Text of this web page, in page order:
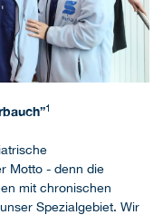
1
Motto - denn die
mit chronischen
Spezialgebiet. Wir